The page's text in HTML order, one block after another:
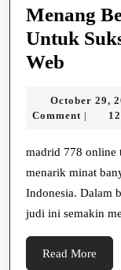
Menang
Untuk
Web
Besar:
Untuk
Sukses
Dalam
Di
October 29,
Comment |
madrid 778 online
menarik minat
Indonesia. Dalam
judi ini semakin
Read More